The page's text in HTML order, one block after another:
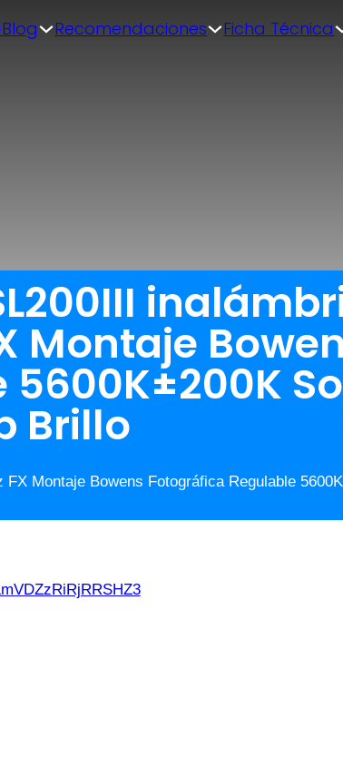
Blog Recomendaciones
Ficha Técnica
Montaje
Brillo
Montaje Bowens Fotográfica Regulable